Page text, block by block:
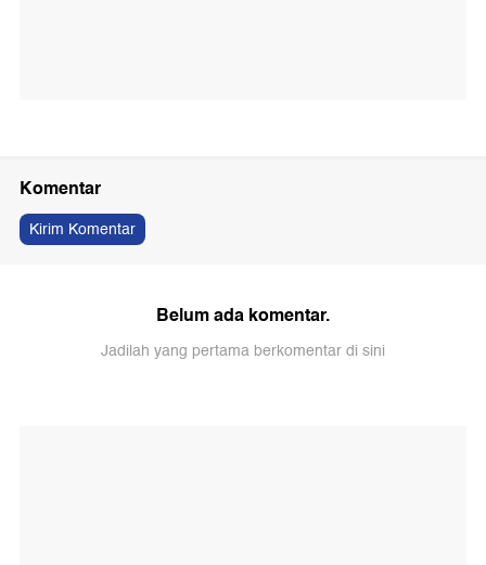
Komentar
Kirim Komentar
Belum ada komentar.
Jadilah yang pertama berkomentar di sini